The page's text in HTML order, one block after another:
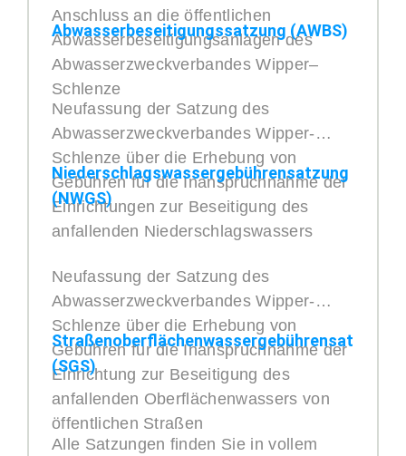
Anschluss an die öffentlichen
Abwasserbeseitigungsanlagen des
Abwasserzweckverbandes Wipper–
Schlenze
Abwasserbeseitigungssatzung (AWBS)
Neufassung der Satzung des
Abwasserzweckverbandes Wipper-
Schlenze über die Erhebung von
Gebühren für die Inanspruchnahme der
Einrichtungen zur Beseitigung des
anfallenden Niederschlagswassers
Niederschlagswassergebührensatzung
(NWGS)
Neufassung der Satzung des
Abwasserzweckverbandes Wipper-
Schlenze über die Erhebung von
Gebühren für die Inanspruchnahme der
Einrichtung zur Beseitigung des
anfallenden Oberflächenwassers von
öffentlichen Straßen
Straßenoberflächenwassergebührensatzung
(SGS)
Alle Satzungen finden Sie in vollem